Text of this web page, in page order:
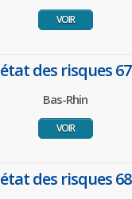
VOIR
état des risques 67
Bas-Rhin
VOIR
état des risques 68